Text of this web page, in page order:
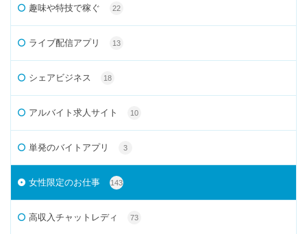
趣味や特技で稼ぐ 22
ライブ配信アプリ 13
シェアビジネス 18
アルバイト求人サイト 10
単発のバイトアプリ 3
女性限定のお仕事 143
高収入チャットレディ 73